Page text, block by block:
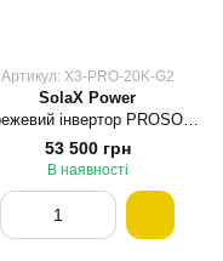
Артикул: X3-PRO-20K-G2
SolaX Power
53 500 грн
В наявності